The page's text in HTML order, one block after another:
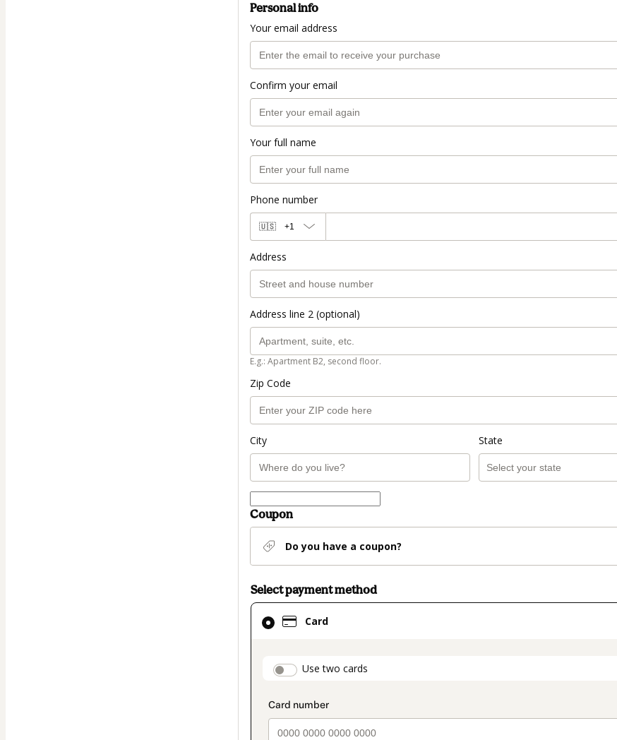
Personal info
Your email address
Confirm your email
Your full name
Phone number
🇺🇸 +1
Address
Address line 2 (optional)
E.g.: Apartment B2, second floor.
Zip Code
City State
Coupon
Do you have a coupon?
Select payment method
Card
payment_data.section_title_v2
Use two cards
Card
selected
method